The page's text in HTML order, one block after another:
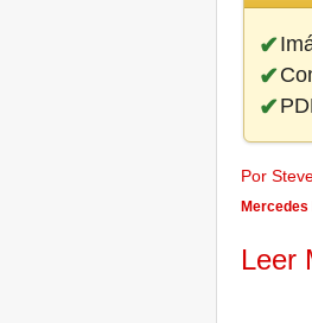
Por
Leer